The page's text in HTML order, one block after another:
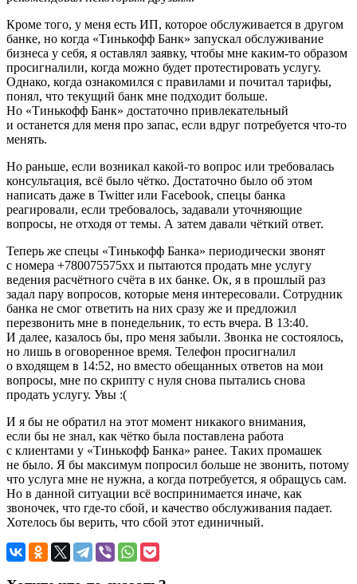
Кроме того, у меня есть ИП, которое обслуживается в другом
банке, но когда «Тинькофф Банк» запускал обслуживание
бизнеса у себя, я оставлял заявку, чтобы мне каким-то образом
просигналили, когда можно будет протестировать услугу.
Однако, когда ознакомился с правилами и почитал тарифы,
понял, что текущий банк мне подходит больше.
Но «Тинькофф Банк» достаточно привлекательный
и останется для меня про запас, если вдруг потребуется что-то
менять.
Но раньше, если возникал какой-то вопрос или требовалась
консультация, всё было чётко. Достаточно было об этом
написать даже в Twitter или Facebook, спецы банка
реагировали, если требовалось, задавали уточняющие
вопросы, не отходя от темы. А затем давали чёткий ответ.
Теперь же спецы «Тинькофф Банка» периодически звонят
с номера +780075575xx и пытаются продать мне услугу
ведения расчётного счёта в их банке. Ок, я в прошлый раз
задал пару вопросов, которые меня интересовали. Сотрудник
банка не смог ответить на них сразу же и предложил
перезвонить мне в понедельник, то есть вчера. В 13:40.
И далее, казалось бы, про меня забыли. Звонка не состоялось,
но лишь в оговоренное время. Телефон просигналил
о входящем в 14:52, но вместо обещанных ответов на мои
вопросы, мне по скрипту с нуля снова пытались снова
продать услугу. Увы :(
И я бы не обратил на этот момент никакого внимания,
если бы не знал, как чётко была поставлена работа
с клиентами у «Тинькофф Банка» ранее. Таких промашек
не было. Я бы максимум попросил больше не звонить, потому
что услуга мне не нужна, а когда потребуется, я обращусь сам.
Но в данной ситуации всё воспринимается иначе, как
звоночек, что где-то сбой, и качество обслуживания падает.
Хотелось бы верить, что сбой этот единичный.